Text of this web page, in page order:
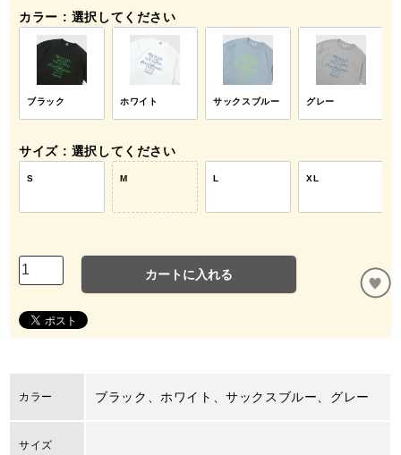
カラー 選択してください
ブラック ホワイト サックスブルー グレー
サイズ 選択してください
S M L XL
カートに入れる
カラー ブラック、ホワイト、サックスブルー、グレー
サイズ